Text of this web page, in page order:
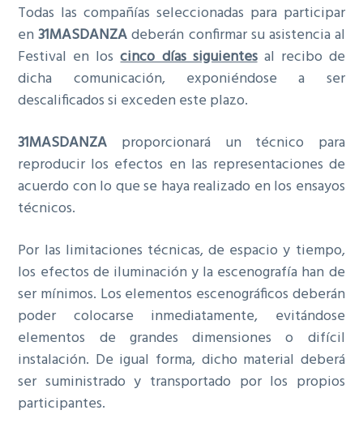
Todas las compañías seleccionadas para participar
en31MASDANZAdeberán confirmar su asistencia al
Festival en loscinco días siguientesal recibo de
dicha comunicación, exponiéndose a ser
descalificados si exceden este plazo.
31MASDANZA proporcionará un técnico para
reproducir los efectos en las representaciones de
acuerdo con lo que se haya realizado en los ensayos
técnicos.
Por las limitaciones técnicas, de espacio y tiempo,
los efectos de iluminación y la escenografía han de
ser mínimos. Los elementos escenográficos deberán
poder colocarse inmediatamente, evitándose
elementos de grandes dimensiones o difícil
instalación. De igual forma, dicho material deberá
ser suministrado y transportado por los propios
participantes.